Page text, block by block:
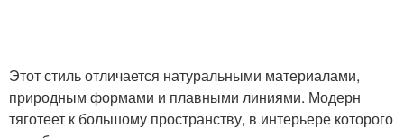
Этот стиль отличается натуральными материалами,
природным формами и плавными линиями. Модерн
тяготеет к большому пространству, в интерьере которого